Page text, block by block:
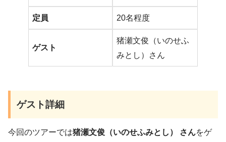
定員 20名程度
ゲスト
猪瀬文俊（いのせふ
みとし）さん
ゲスト詳細
今回のツアーでは猪瀬文俊（いのせふみとし） さんをゲ